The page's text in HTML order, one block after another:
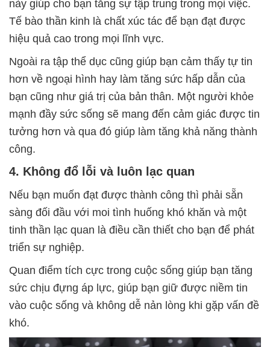
này giúp cho bạn tăng sự tập trung trong mọi việc.
Tế bào thần kinh là chất xúc tác để bạn đạt được
hiệu quả cao trong mọi lĩnh vực.
Ngoài ra tập thể dục cũng giúp bạn cảm thấy tự tin
hơn về ngoại hình hay làm tăng sức hấp dẫn của
bạn cũng như giá trị của bản thân. Một người khỏe
mạnh đầy sức sống sẽ mang đến cảm giác được tin
tưởng hơn và qua đó giúp làm tăng khả năng thành
công.
4. Không đổ lỗi và luôn lạc quan
Nếu bạn muốn đạt được thành công thì phải sẵn
sàng đối đầu với moi tình huống khó khăn và một
tinh thần lạc quan là điều cần thiết cho bạn để phát
triển sự nghiệp.
Quan điểm tích cực trong cuộc sống giúp bạn tăng
sức chịu đựng áp lực, giúp bạn giữ được niềm tin
vào cuộc sống và không dễ nản lòng khi gặp vấn đề
khó.